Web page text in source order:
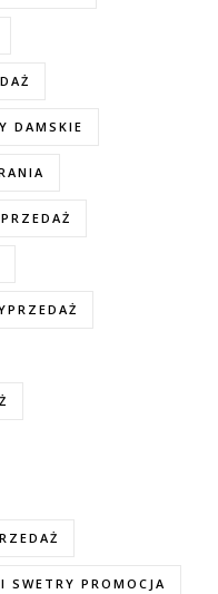
DAMSKIE
SWETRY PROMOCJA